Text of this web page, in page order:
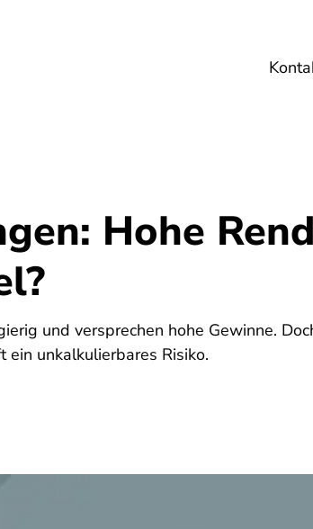
Hohe
und versprechen hohe Gewinne.
ein unkalkulierbares Risiko.